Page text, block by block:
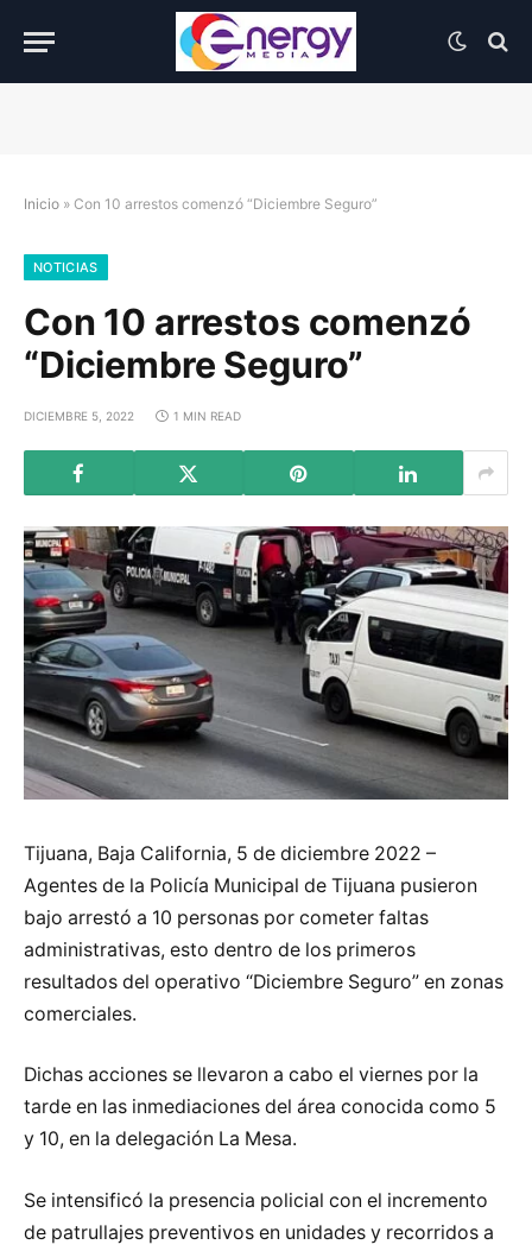
Inicio » Con 10 arrestos comenzó “Diciembre Seguro”
NOTICIAS
Con 10 arrestos comenzó
“Diciembre Seguro”
DICIEMBRE 5, 2022 1 MIN READ
Tijuana, Baja California, 5 de diciembre 2022 –
Agentes de la Policía Municipal de Tijuana pusieron
bajo arrestó a 10 personas por cometer faltas
administrativas, esto dentro de los primeros
resultados del operativo “Diciembre Seguro” en zonas
comerciales.
Dichas acciones se llevaron a cabo el viernes por la
tarde en las inmediaciones del área conocida como 5
y 10, en la delegación La Mesa.
Se intensificó la presencia policial con el incremento
de patrullajes preventivos en unidades y recorridos a